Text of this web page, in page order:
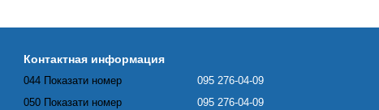
Контактная информация
044 Показати номер
050 Показати номер
095 276-04-09
095 276-04-09